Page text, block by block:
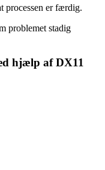
processen er færdig.
problemet stadig
hjælp af DX11